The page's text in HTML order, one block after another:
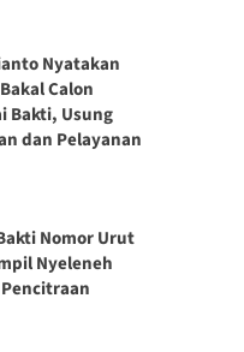
Nyatakan
Calon
Bakti, Usung
dan Pelayanan
Nomor Urut
Nyeleneh